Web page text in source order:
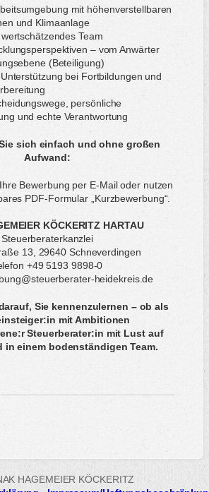
mit höhenverstellbaren
und Klimaanlage
Team
– vom Anwärter
(Beteiligung)
bei Fortbildungen und
persönliche
und echte Verantwortung
sich einfach und ohne großen
Aufwand:
Bewerbung per E-Mail oder nutzen
PDF-Formular „Kurzbewerbung“.
KÖCKERITZ HARTAU
Steuerberaterkanzlei
13, 29640 Schneverdingen
+49 5193 9898-0
heidekreis.de
Sie kennenzulernen – ob als
mit Ambitionen
Steuerberater:in mit Lust auf
in einem bodenständigen Team.
HAGEMEIER KÖCKERITZ